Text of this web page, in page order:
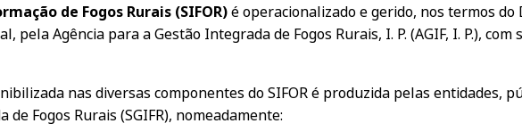
de Fogos Rurais (SIFOR)é operacionalizado e gerido, nos termos
pela Agência para a Gestão Integrada de Fogos Rurais, I. P. (AGIF, I. P.), com
nas diversas componentes do SIFOR é produzida pelas entidades,
de Fogos Rurais (SGIFR), nomeadamente: